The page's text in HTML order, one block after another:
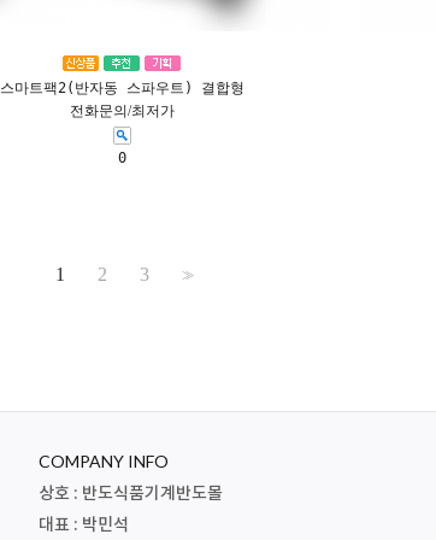
스마트팩2(반자동 스파우트) 결합형
전화문의/최저가
0
1 2 3 >>
COMPANY INFO
상호 : 반도식품기계반도몰
대표 : 박민석